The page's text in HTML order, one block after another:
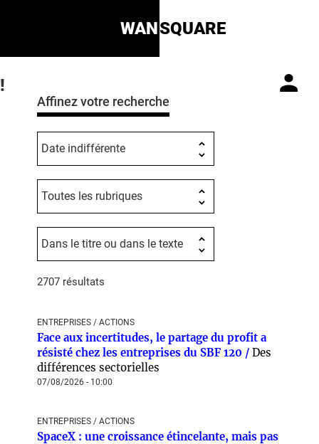
WANSQUARE
!
Affinez votre recherche
2707 résultats
ENTREPRISES / ACTIONS
Face aux incertitudes, le partage du profit a
résisté chez les entreprises du SBF 120 / Des
différences sectorielles
07/08/2026 - 10:00
ENTREPRISES / ACTIONS
SpaceX : une croissance étincelante, mais pas